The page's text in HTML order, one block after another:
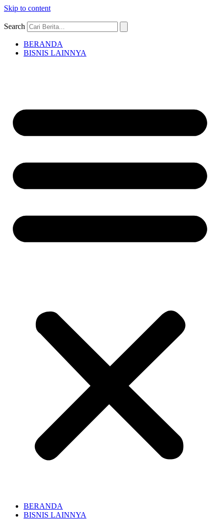
Skip to content
Search
BERANDA
BISNIS LAINNYA
BERANDA
BISNIS LAINNYA